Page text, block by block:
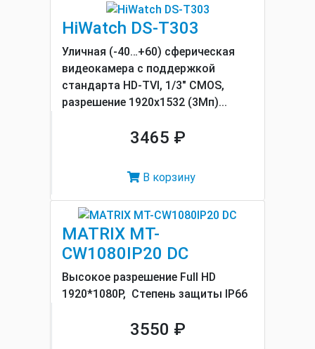
HiWatch DS-T303
Уличная (-40…+60) сферическая
видеокамера с поддержкой
стандарта HD-TVI, 1/3" CMOS,
разрешение 1920x1532 (3Мп)...
3465 ₽
В корзину
MATRIX MT-
CW1080IP20 DC
Высокое разрешение Full HD
1920*1080P, Cтепень защиты IP66
3550 ₽